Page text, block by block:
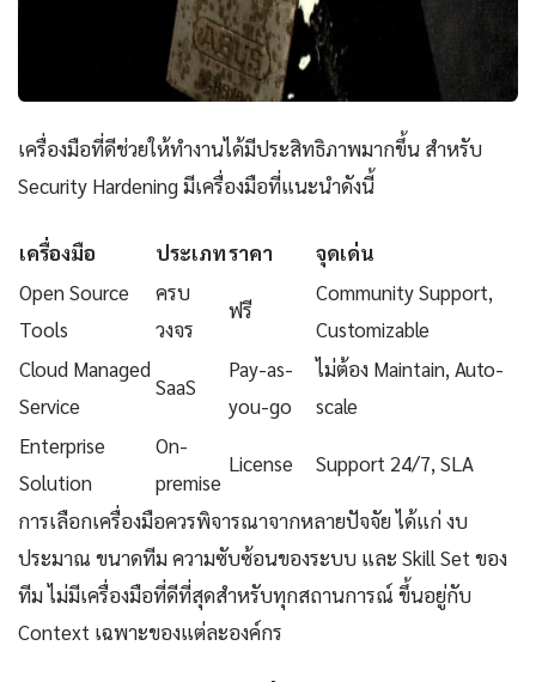
เครื่องมือที่ดีช่วยให้ทำงานได้มีประสิทธิภาพมากขึ้น สำหรับ
Security Hardening มีเครื่องมือที่แนะนำดังนี้
เครื่องมือ ประเภทราคา
จุดเด่น
Open Source
Tools
ครบ
วงจร
ฟรี
Community Support,
Customizable
Cloud Managed
Service
SaaS
Pay-as-
you-go
ไม่ต้อง Maintain, Auto-
scale
Enterprise
Solution
On-
premise
License Support 24/7, SLA
การเลือกเครื่องมือควรพิจารณาจากหลายปัจจัย ได้แก่ งบ
ประมาณ ขนาดทีม ความซับซ้อนของระบบ และ Skill Set ของ
ทีม ไม่มีเครื่องมือที่ดีที่สุดสำหรับทุกสถานการณ์ ขึ้นอยู่กับ
Context เฉพาะของแต่ละองค์กร